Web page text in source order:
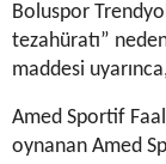
Boluspor
tezahüratı”
maddesi
Amed Sportif
oynanan Amed